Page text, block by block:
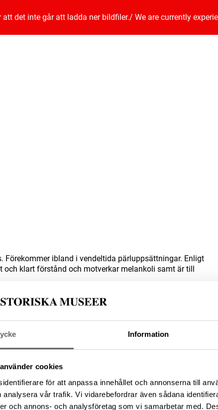
Information
cookies
för att anpassa innehållet och annonserna till
analysera vår trafik. Vi vidarebefordrar även sådana
och annons- och analysföretag som vi samarbetar med.
det inte går att ladda ner bildfiler./ We are currently
Förekommer ibland i vendeltida pärluppsättningar. Enligt
och klart förstånd och motverkar melankoli samt är till
8B9B-44C6-8701-3DDAAF969612
att använda enligt licensen CC0.
museer.